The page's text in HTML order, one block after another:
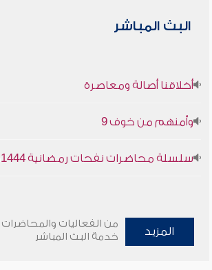
البث المباشر
أخلاقنا أصالة ومعاصرة
وأمنهم من خوف 9
سلسلة محاضرات نفحات رمضانية 1444هـ
المزيد
من الفعاليات والمحاضرات
خدمة البث المباشر